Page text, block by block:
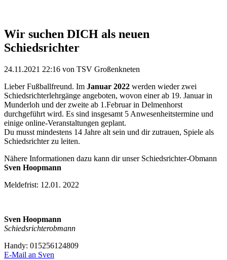
Wir suchen DICH als neuen
Schiedsrichter
24.11.2021 22:16 von TSV Großenkneten
Lieber Fußballfreund. Im Januar 2022 werden wieder zwei
Schiedsrichterlehrgänge angeboten, wovon einer ab 19. Januar in
Munderloh und der zweite ab 1.Februar in Delmenhorst
durchgeführt wird. Es sind insgesamt 5 Anwesenheitstermine und
einige online-Veranstaltungen geplant.
Du musst mindestens 14 Jahre alt sein und dir zutrauen, Spiele als
Schiedsrichter zu leiten.
Nähere Informationen dazu kann dir unser Schiedsrichter-Obmann
Sven Hoopmann
Meldefrist: 12.01. 2022
Sven Hoopmann
Schiedsrichterobmann
Handy: 015256124809
E-Mail an Sven